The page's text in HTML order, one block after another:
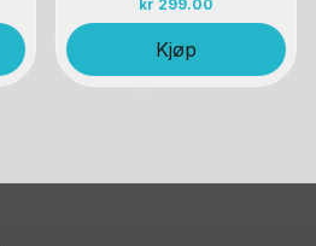
kr 299.00
Kjøp